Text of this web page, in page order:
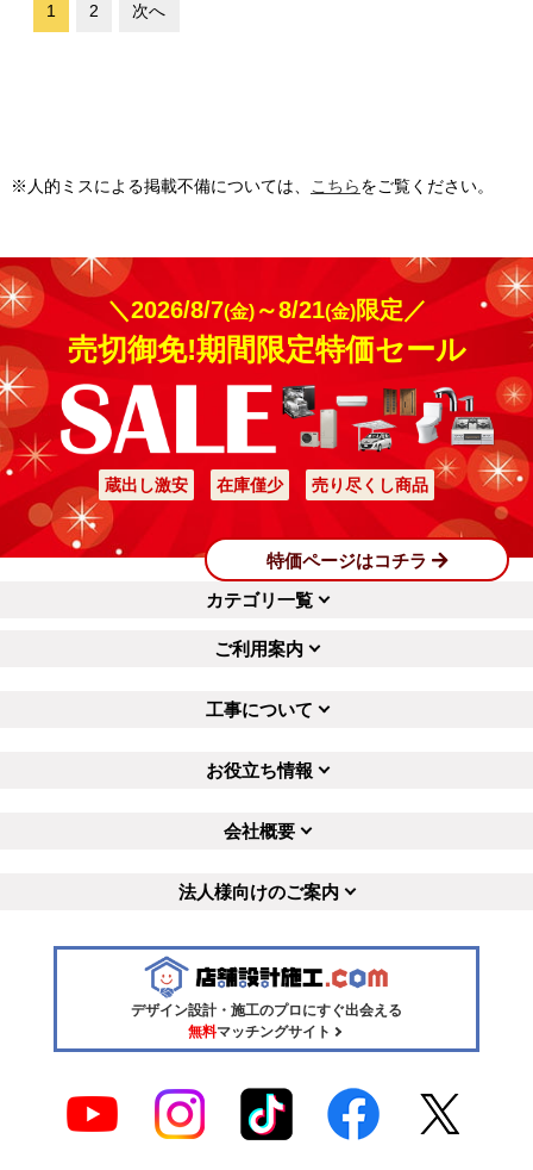
1 2 次へ
※人的ミスによる掲載不備については、 こちらをご覧ください。
＼2026/8/7(金)～8/21(金)限定／
売切御免!期間限定特価セール
蔵出し激安 在庫僅少 売り尽くし商品
特価ページはコチラ
カテゴリ一覧
ご利用案内
工事について
お役立ち情報
会社概要
法人様向けのご案内
デザイン設計・施工のプロにすぐ出会える
無料マッチングサイト